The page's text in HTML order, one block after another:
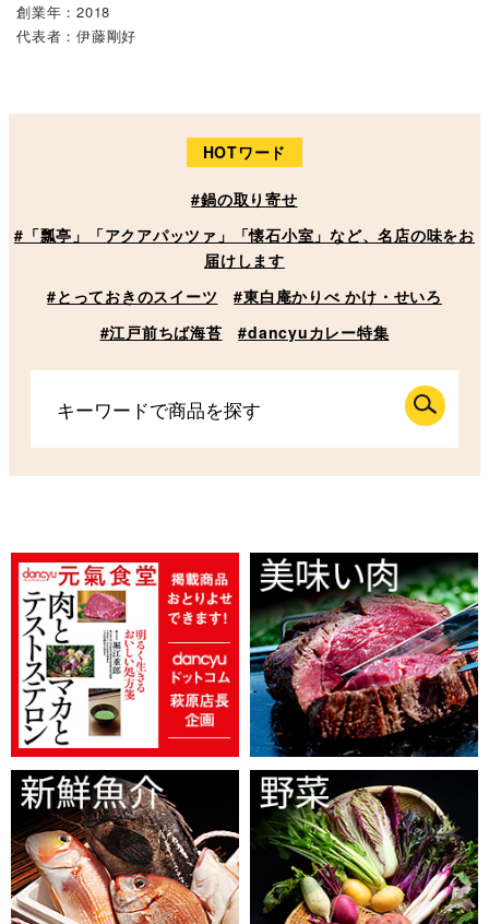
創業年：2018
代表者：伊藤剛好
HOTワード
#鍋の取り寄せ
#「瓢亭」「アクアパッツァ」「懐石小室」など、名店の味をお
届けします
#とっておきのスイーツ
#東白庵かりべ かけ・せいろ
#江戸前ちば海苔
#dancyuカレー特集